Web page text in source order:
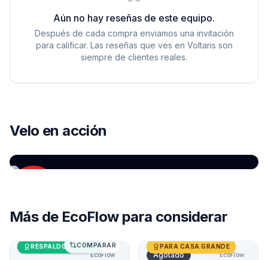
Aún no hay reseñas de este equipo.
Después de cada compra enviamos una invitación
para calificar. Las reseñas que ves en Voltaris son
siempre de clientes reales.
Velo en acción
EcoFlow DELTA 2 — Review en español
Más de EcoFlowpara considerar
Generador Solar 1800W EcoFlow DELTA 2
EcoFlow
Últimas unidades
RESPALDO DE CASA
COMPARAR Generador Solar 3600W
Agotado EcoFlow
PARA CASA GRANDE